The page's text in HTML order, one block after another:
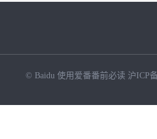
© Baidu 使用爱番番前必读 沪ICP